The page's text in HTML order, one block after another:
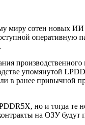
миру сотен новых
оперативную
производственного
упомянутой
в ранее привычной
но и тогда те
на ОЗУ будут